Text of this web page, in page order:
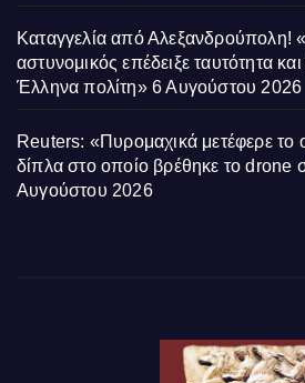
Καταγγελία από Αλεξανδρούπολη!
αστυνομικός επέδειξε ταυτότητα
Έλληνα πολίτη» 6 Αυγούστου 2026
Reuters: «Πυρομαχικά μετέφερε το
δίπλα στο οποίο βρέθηκε το drone
Αυγούστου 2026